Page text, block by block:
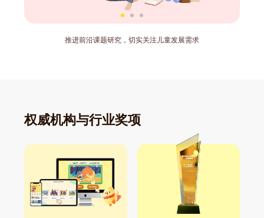
推进前沿课题研究，切实关注儿童发展需求
权威机构与行业奖项